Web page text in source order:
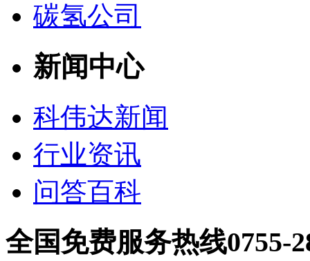
碳氢公司
新闻中心
科伟达新闻
行业资讯
问答百科
全国免费服务热线0755-